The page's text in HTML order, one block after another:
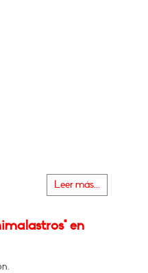
Leer más...
en